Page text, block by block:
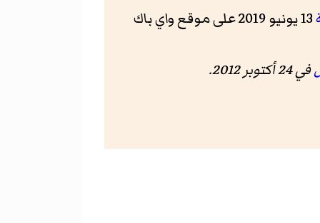
13 يونيو 2019 على موقع واي باك
في 24 أكتوبر 2012.